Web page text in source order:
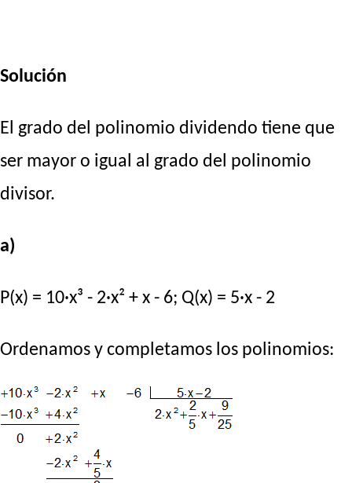
Solución
El grado del polinomio dividendo tiene que
ser mayor o igual al grado del polinomio
divisor.
a)
P(x) = 10·x³ - 2·x² + x - 6; Q(x) = 5·x - 2
Ordenamos y completamos los polinomios: